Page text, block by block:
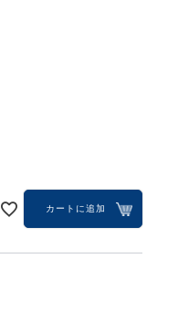
カートに追加